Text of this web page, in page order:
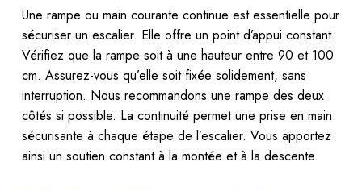
Une rampe ou main courante continue est essentielle pour
sécuriser un escalier. Elle offre un point d’appui constant.
Vérifiez que la rampe soit à une hauteur entre 90 et 100
cm. Assurez-vous qu’elle soit fixée solidement, sans
interruption. Nous recommandons une rampe des deux
côtés si possible. La continuité permet une prise en main
sécurisante à chaque étape de l’escalier. Vous apportez
ainsi un soutien constant à la montée et à la descente.